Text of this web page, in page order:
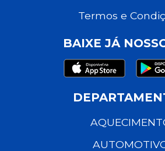
Termos e
BAIXE JÁ